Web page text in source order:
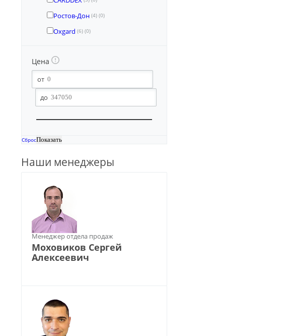
Ростов-Дон (4) (0)
Oxgard (6) (0)
Цена
Сброс
Наши менеджеры
Менеджер отдела продаж
Моховиков Сергей
Алексеевич